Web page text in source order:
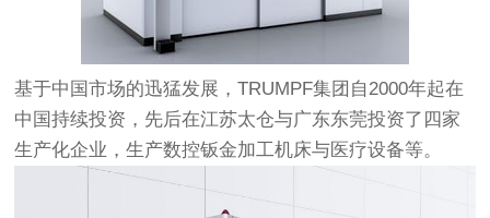
基于中国市场的迅猛发展，TRUMPF集团自2000年起在
中国持续投资，先后在江苏太仓与广东东莞投资了四家
生产化企业，生产数控钣金加工机床与医疗设备等。